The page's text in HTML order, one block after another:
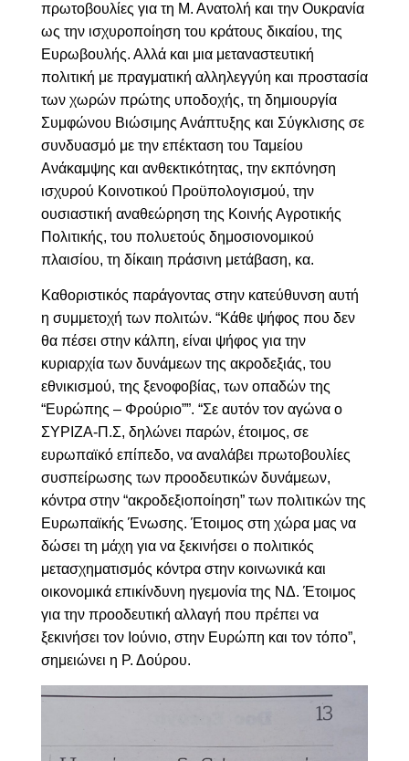
πρωτοβουλίες για τη Μ. Ανατολή και την Ουκρανία
ως την ισχυροποίηση του κράτους δικαίου, της
Ευρωβουλής. Αλλά και μια μεταναστευτική
πολιτική με πραγματική αλληλεγγύη και προστασία
των χωρών πρώτης υποδοχής, τη δημιουργία
Συμφώνου Βιώσιμης Ανάπτυξης και Σύγκλισης σε
συνδυασμό με την επέκταση του Ταμείου
Ανάκαμψης και ανθεκτικότητας, την εκπόνηση
ισχυρού Κοινοτικού Προϋπολογισμού, την
ουσιαστική αναθεώρηση της Κοινής Αγροτικής
Πολιτικής, του πολυετούς δημοσιονομικού
πλαισίου, τη δίκαιη πράσινη μετάβαση, κα.
Καθοριστικός παράγοντας στην κατεύθυνση αυτή
η συμμετοχή των πολιτών. “Κάθε ψήφος που δεν
θα πέσει στην κάλπη, είναι ψήφος για την
κυριαρχία των δυνάμεων της ακροδεξιάς, του
εθνικισμού, της ξενοφοβίας, των οπαδών της
“Ευρώπης – Φρούριο””. “Σε αυτόν τον αγώνα ο
ΣΥΡΙΖΑ-Π.Σ, δηλώνει παρών, έτοιμος, σε
ευρωπαϊκό επίπεδο, να αναλάβει πρωτοβουλίες
συσπείρωσης των προοδευτικών δυνάμεων,
κόντρα στην “ακροδεξιοποίηση” των πολιτικών της
Ευρωπαϊκής Ένωσης. Έτοιμος στη χώρα μας να
δώσει τη μάχη για να ξεκινήσει ο πολιτικός
μετασχηματισμός κόντρα στην κοινωνικά και
οικονομικά επικίνδυνη ηγεμονία της ΝΔ. Έτοιμος
για την προοδευτική αλλαγή που πρέπει να
ξεκινήσει τον Ιούνιο, στην Ευρώπη και τον τόπο”,
σημειώνει η Ρ. Δούρου.